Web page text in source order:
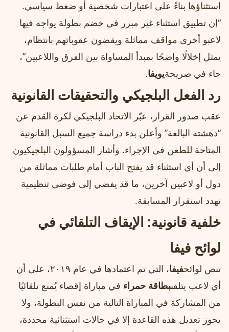
استثناؤها بناءً على اعتبارات شخصية أو ضغط سياسي.
“إن تطبيق استثناء غير مبرر في خضم بطولة يواجه فيها
لاعبو أخرى مواقف مماثلة ويقضون عقوباتهم بانتظام،
يمثل إخلالًا واضحًا بمبدأ المساواة بين الفرق واللاعبين”،
جاء في صريحةيويفا.
رد الفعل البلجيكي والتحقيقات القانونية
عقب صدور القرار، عبّر الاتحاد البلجيكي لكرة القدم عن
“دهشته البالغة” وأعلن بدء دراسة جميع السبل القانونية
المتاحة للطعن في الإجراء. وأشار المسؤولون البلجيكيون
إلى أن أي استثناء قد يفتح الباب أمام طلبات مماثلة من
دول أو لاعبين آخرين، ما قد يفضي إلى فوضى تنظيمية
تهدد استقرار المسابقة.
خلفية قانونية: الإيقاف التلقائي في
لوائح فيفا
تنص لوائحفيفا
، التي تم اعتمادها في عام ٢٠١٩، على أن
أي لاعب يتلقىبطاقة حمراء في مباراة إقصاء يُمنع تلقائيًا
من المشاركة في المباراة التالية من نفس البطولة، ولا
يجوز تعديل هذه القاعدة إلا في حالات استثنائية محددة،